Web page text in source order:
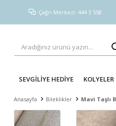
Çağrı Merkezi: 444 3 558
SEVGİLİYE HEDİYE KOLYELER
Anasayfa Bileklikler Mavi Taşlı